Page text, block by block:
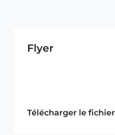
Flyer
Télécharger le fichier